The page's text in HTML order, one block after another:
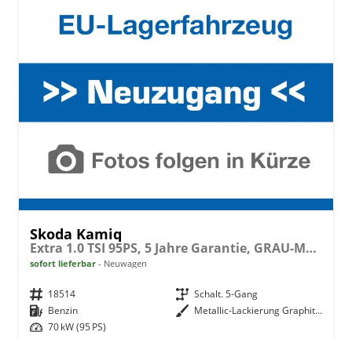
Skoda Kamiq
Extra 1.0 TSI 95PS, 5 Jahre Garantie, GRAU-METALLIC, 16" Alu, Climatronic, Radio 8" + SmartLink, Parksensoren hinten, Rückfahrkamera, Sitzheizung, SunSet, Tempomat, Armlehne, NSW, LED-Scheinwerfer, Dachreling,Virtual Cockpit, Reserverad, M-Lederlenkrad BEHEIZT
sofort lieferbar Neuwagen
Fahrzeugnr. 18514 Getriebe Schalt. 5-Gang
Kraftstoff Benzin Außenfarbe
Metallic-Lackierung Graphit-Grau
Leistung 70 kW (95 PS)